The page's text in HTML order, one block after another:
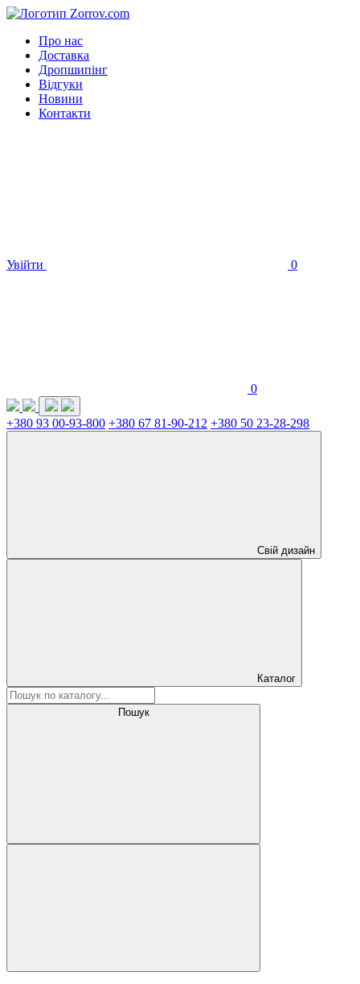
Про нас
Доставка
Дропшипінг
Відгуки
Новини
Контакти
Увійти 0
0
+380 93 00-93-800 +380 67 81-90-212 +380 50 23-28-298
Свій дизайн
Каталог
Пошук